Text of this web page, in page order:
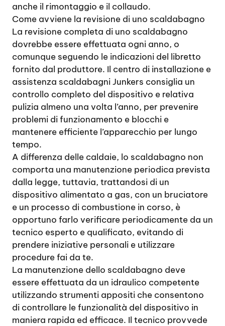
anche il rimontaggio e il collaudo.
Come avviene la revisione di uno scaldabagno
La revisione completa di uno scaldabagno
dovrebbe essere effettuata ogni anno, o
comunque seguendo le indicazioni del libretto
fornito dal produttore. Il centro di installazione e
assistenza scaldabagni Junkers consiglia un
controllo completo del dispositivo e relativa
pulizia almeno una volta l’anno, per prevenire
problemi di funzionamento e blocchi e
mantenere efficiente l’apparecchio per lungo
tempo.
A differenza delle caldaie, lo scaldabagno non
comporta una manutenzione periodica prevista
dalla legge, tuttavia, trattandosi di un
dispositivo alimentato a gas, con un bruciatore
e un processo di combustione in corso, è
opportuno farlo verificare periodicamente da un
tecnico esperto e qualificato, evitando di
prendere iniziative personali e utilizzare
procedure fai da te.
La manutenzione dello scaldabagno deve
essere effettuata da un idraulico competente
utilizzando strumenti appositi che consentono
di controllare le funzionalità del dispositivo in
maniera rapida ed efficace. Il tecnico provvede